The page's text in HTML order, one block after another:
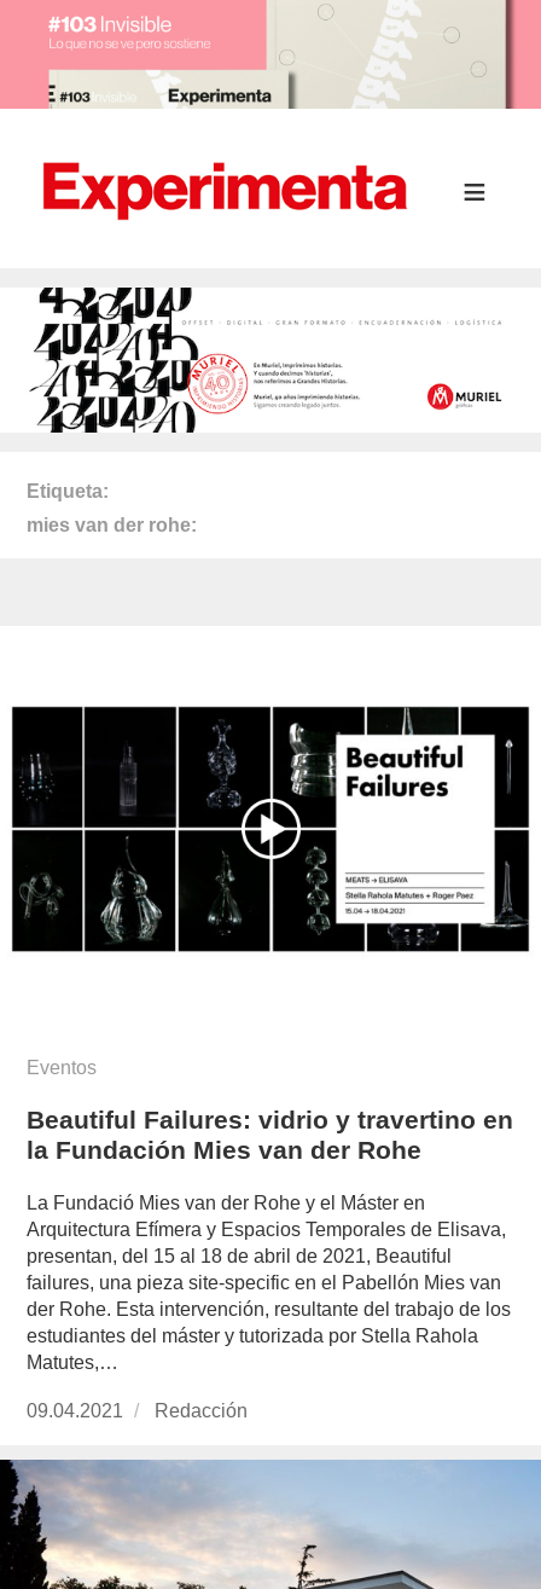
Etiqueta
mies van der rohe
Eventos
Beautiful Failures: vidrio y travertino en
la Fundación Mies van der Rohe
La Fundació Mies van der Rohe y el Máster en
Arquitectura Efímera y Espacios Temporales de Elisava,
presentan, del 15 al 18 de abril de 2021, Beautiful
failures, una pieza site-specific en el Pabellón Mies van
der Rohe. Esta intervención, resultante del trabajo de los
estudiantes del máster y tutorizada por Stella Rahola
Matutes,…
Publicado
09.04.2021 https://www.experimenta.es/author/redaccion/
Redacción